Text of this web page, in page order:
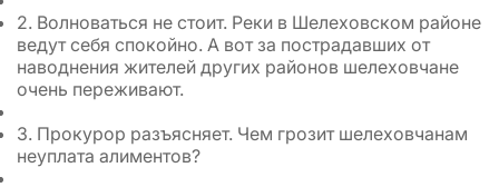
2. Волноваться не стоит. Реки в Шелеховском районе
ведут себя спокойно. А вот за пострадавших от
наводнения жителей других районов шелеховчане
очень переживают.
3. Прокурор разъясняет. Чем грозит шелеховчанам
неуплата алиментов?